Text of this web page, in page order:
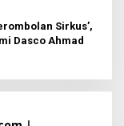
Sirkus’,
Dasco Ahmad